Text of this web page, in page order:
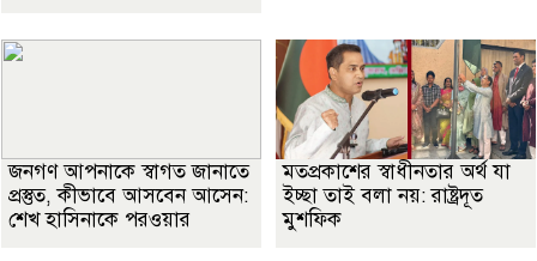
জনগণ আপনাকে স্বাগত জানাতে
প্রস্তুত, কীভাবে আসবেন আসেন:
শেখ হাসিনাকে পরওয়ার
মতপ্রকাশের স্বাধীনতার অর্থ যা
ইচ্ছা তাই বলা নয়: রাষ্ট্রদূত
মুশফিক